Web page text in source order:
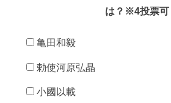
は？※4投票可
亀田和毅
勅使河原弘晶
小國以載